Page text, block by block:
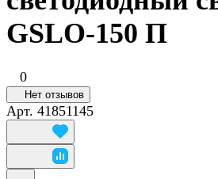
GSLO-150 П
0
Нет отзывов
Арт. 41851145